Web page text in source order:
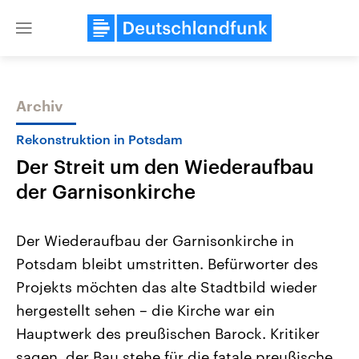
Close
Themen
Landtagswahl Sachsen-Anhalt
2026
Alle Informationen
Sachsen-Anhalt wählt am 6.
September 2026 einen neuen
Landtag. Seit 2021 wird das
Bundesland von einer Koalition aus
USA
Aktuelle Beiträge,
Hintergründe
Wirtschaftlich und
gehören die Vereinigten
den mächtigsten Ländern
mit großem Einfluss auf
Archiv
Rekonstruktion in Potsdam
Der Streit um den Wiederaufbau
der Garnisonkirche
Der Wiederaufbau der Garnisonkirche in
Potsdam bleibt umstritten. Befürworter des
Projekts möchten das alte Stadtbild wieder
hergestellt sehen – die Kirche war ein
Hauptwerk des preußischen Barock. Kritiker